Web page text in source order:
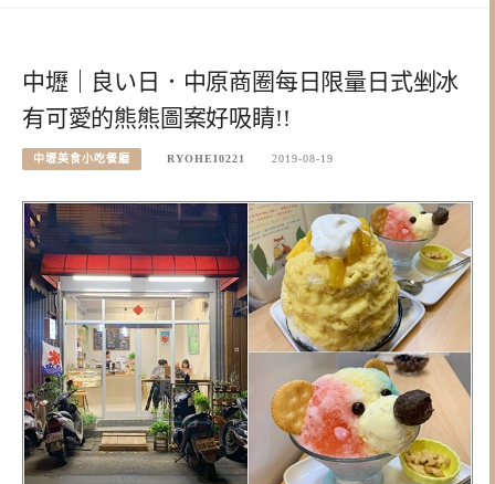
中壢｜良い日．中原商圈每日限量日式剉冰
有可愛的熊熊圖案好吸睛!!
中壢美食小吃餐廳 RYOHEI0221 2019-08-19